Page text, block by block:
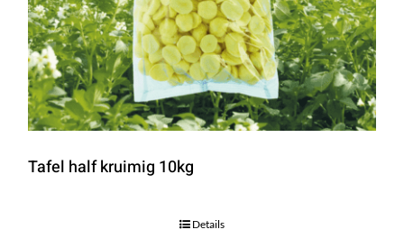
Tafel half kruimig 10kg
Details